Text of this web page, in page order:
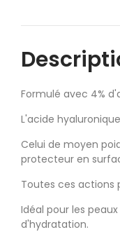
Formulé avec 4%
L'acide
Celui de moyen
protecteur en
Toutes ces actions
Idéal pour les
d'hydratation.